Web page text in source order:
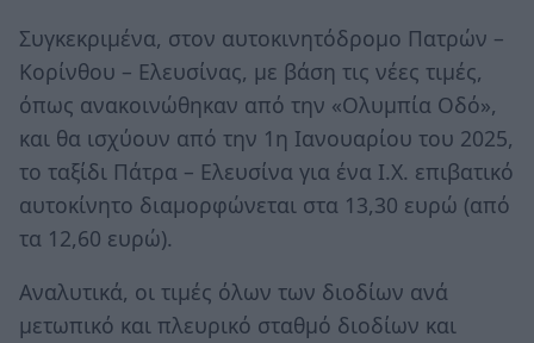
Συγκεκριμένα, στον αυτοκινητόδρομο Πατρών –
Κορίνθου – Ελευσίνας, με βάση τις νέες τιμές,
όπως ανακοινώθηκαν από την «Ολυμπία Οδό»,
και θα ισχύουν από την 1η Ιανουαρίου του 2025,
το ταξίδι Πάτρα – Ελευσίνα για ένα Ι.Χ. επιβατικό
αυτοκίνητο διαμορφώνεται στα 13,30 ευρώ (από
τα 12,60 ευρώ).
Αναλυτικά, οι τιμές όλων των διοδίων ανά
μετωπικό και πλευρικό σταθμό διοδίων και